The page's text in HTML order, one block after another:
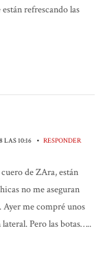
refrescando las
LAS 10:16 • RESPONDER
de ZAra, están
no me aseguran
Ayer me compré unos
Pero las botas…..